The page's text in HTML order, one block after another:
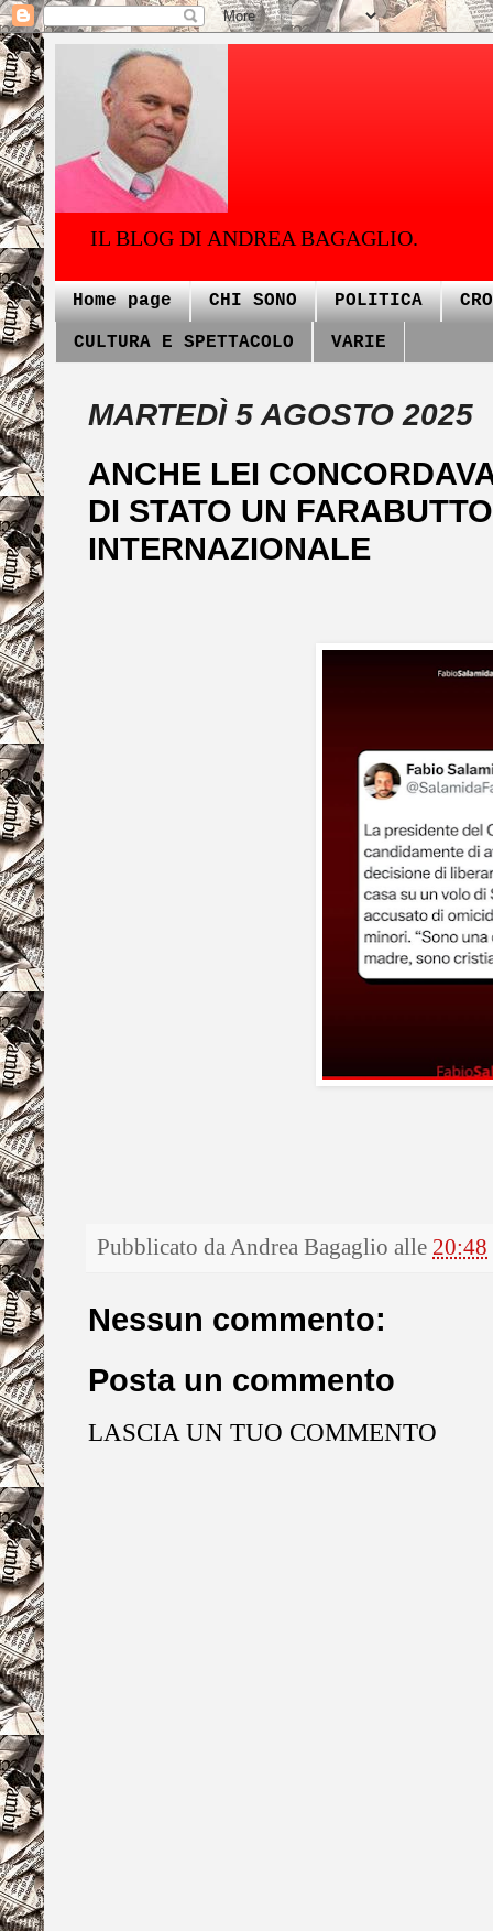
IL BLOG DI ANDREA BAGAGLIO.
Home page CHI SONO POLITICA
CULTURA E SPETTACOLO VARIE
MARTEDÌ 5 AGOSTO 2025
ANCHE LEI
DI STATO UN
INTERNAZIONALE
Pubblicato daAndrea Bagaglio alle 20:48
Nessun commento:
Posta un commento
LASCIA UN TUO COMMENTO